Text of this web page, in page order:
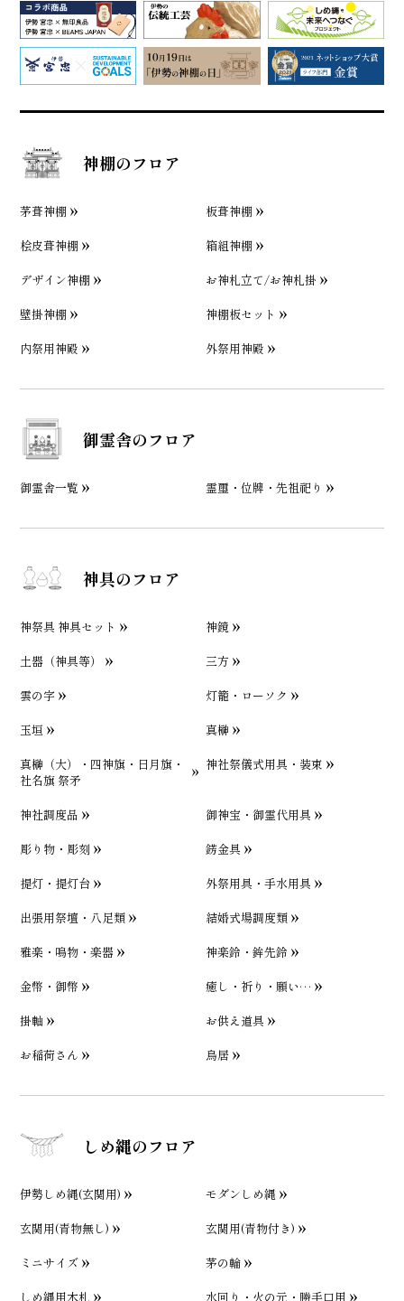
神棚のフロア
茅葺神棚
板葺神棚
桧皮葺神棚
箱組神棚
デザイン神棚
お神札立て/お神札掛
壁掛神棚
神棚板セット
内祭用神殿
外祭用神殿
御霊舎のフロア
御霊舎一覧 霊璽・位牌・先祖祀り
神具のフロア
神祭具 神具セット
神鏡
土器（神具等）
三方
雲の字
灯籠・ローソク
玉垣
真榊
真榊（大）・四神旗・日月旗・
社名旗 祭矛
神社祭儀式用具・装束
神社調度品
御神宝・御霊代用具
彫り物・彫刻
錺金具
提灯・提灯台
外祭用具・手水用具
出張用祭壇・八足類
結婚式場調度類
雅楽・鳴物・楽器
神楽鈴・鉾先鈴
金幣・御幣
癒し・祈り・願い…
掛軸
お供え道具
お稲荷さん
鳥居
しめ縄のフロア
伊勢しめ縄(玄関用)
モダンしめ縄
玄関用(青物無し)
玄関用(青物付き)
ミニサイズ
茅の輪
しめ縄用木札
水回り・火の元・勝手口用